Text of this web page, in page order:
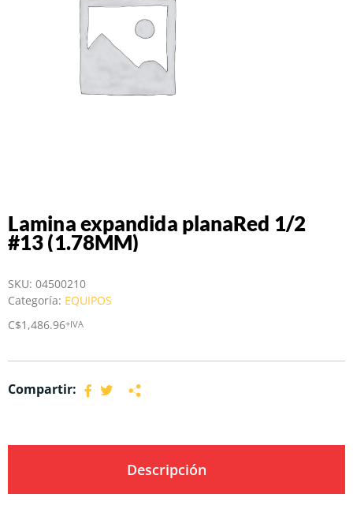
Lamina expandida planaRed 1/2
#13 (1.78MM)
SKU: 04500210
Categoría: EQUIPOS
C$1,486.96+IVA
Compartir:
Descripción